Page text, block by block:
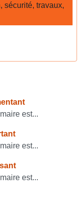
sécurité, travaux,
est...
est...
est...